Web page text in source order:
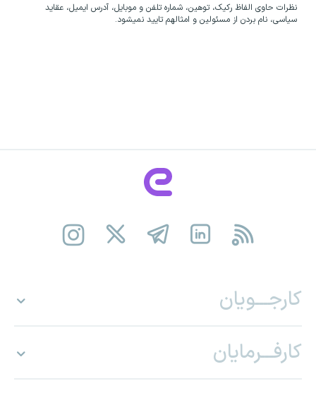
نظرات حاوی الفاظ رکیک، توهین، شماره تلفن و موبایل، آدرس ایمیل، عقاید
سیاسی، نام بردن از مسئولین و امثالهم تایید نمیشود.
کارجـــویان
کارفـــرمایان